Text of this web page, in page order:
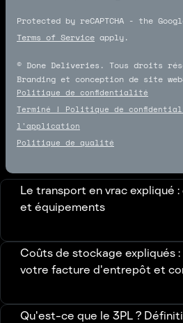
Protected by reCAPTCHA - the
Terms of Service apply.
© Done Deliveries. Tous droits
Branding et conception de site web
Politique de confidentialité
Terminé ! Politique de
l'application
Politique de qualité
Le transport en vrac expliqué
et équipements
Coûts de stockage expliqués
votre facture d'entrepôt et
Qu'est-ce que le 3PL ?